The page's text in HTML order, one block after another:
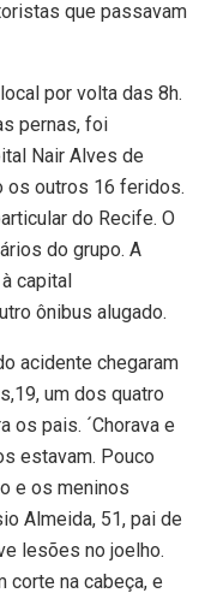
que passavam
por volta das 8h.
pernas, foi
Nair Alves de
os outros 16 feridos.
do Recife. O
do grupo. A
capital
ônibus alugado.
acidente chegaram
um dos quatro
os pais. ´Chorava e
estavam. Pouco
e os meninos
Almeida, 51, pai de
lesões no joelho.
corte na cabeça, e